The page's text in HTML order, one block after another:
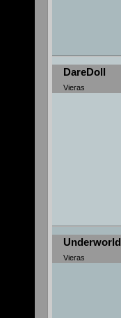
DareDoll
Vieras
Underworld
Vieras